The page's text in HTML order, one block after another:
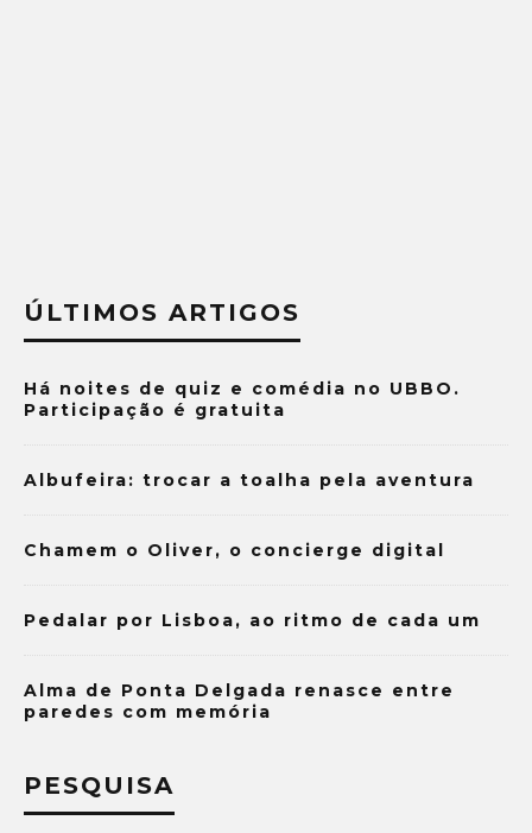
ÚLTIMOS ARTIGOS
Há noites de quiz e comédia no UBBO.
Participação é gratuita
Albufeira: trocar a toalha pela aventura
Chamem o Oliver, o concierge digital
Pedalar por Lisboa, ao ritmo de cada um
Alma de Ponta Delgada renasce entre
paredes com memória
PESQUISA